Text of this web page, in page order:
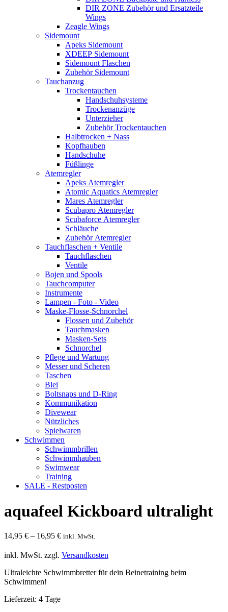
DIR ZONE Zubehör und Ersatzteile
Wings
Zeagle Wings
Sidemount
Apeks Sidemount
XDEEP Sidemount
Sidemount Flaschen
Zubehör Sidemount
Tauchanzug
Trockentauchen
Handschuhsysteme
Trockenanzüge
Unterzieher
Zubehör Trockentauchen
Halbtrocken + Nass
Kopfhauben
Handschuhe
Füßlinge
Atemregler
Apeks Atemregler
Atomic Aquatics Atemregler
Mares Atemregler
Scubapro Atemregler
Scubaforce Atemregler
Schläuche
Zubehör Atemregler
Tauchflaschen + Ventile
Tauchflaschen
Ventile
Bojen und Spools
Tauchcomputer
Instrumente
Lampen - Foto - Video
Maske-Flosse-Schnorchel
Flossen und Zubehör
Tauchmasken
Masken-Sets
Schnorchel
Pflege und Wartung
Messer und Scheren
Taschen
Blei
Boltsnaps und D-Ring
Kommunikation
Divewear
Nützliches
Spielwaren
Schwimmen
Schwimmbrillen
Schwimmhauben
Swimwear
Training
SALE - Restposten
aquafeel Kickboard ultralight
14,95 € – 16,95 € inkl. MwSt.
inkl. MwSt. zzgl. Versandkosten
Ultraleichte Schwimmbretter für dein Beinetraining beim
Schwimmen!
Lieferzeit: 4 Tage